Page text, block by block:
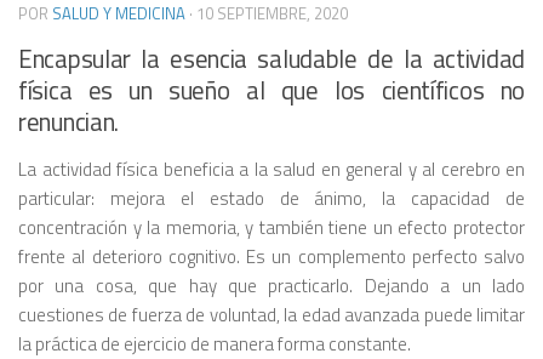
POR SALUD Y MEDICINA · 10 SEPTIEMBRE, 2020
Encapsular la esencia saludable de la actividad
física es un sueño al que los científicos no
renuncian.
La actividad física beneficia a la salud en general y al cerebro en
particular: mejora el estado de ánimo, la capacidad de
concentración y la memoria, y también tiene un efecto protector
frente al deterioro cognitivo. Es un complemento perfecto salvo
por una cosa, que hay que practicarlo. Dejando a un lado
cuestiones de fuerza de voluntad, la edad avanzada puede limitar
la práctica de ejercicio de manera forma constante.